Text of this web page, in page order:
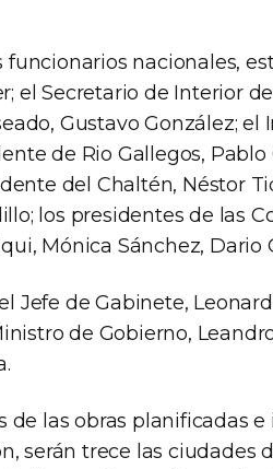
nacionales,
el Secretario de Interior
Gustavo González; el
de Rio Gallegos, Pablo
del Chaltén, Néstor
los presidentes de las
Mónica Sánchez, Dario
Jefe de Gabinete,
de Gobierno,
las obras planificadas e
serán trece las ciudades